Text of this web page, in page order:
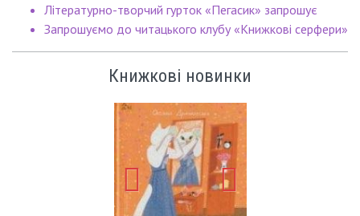
Літературно-творчий гурток «Пегасик» запрошує
Запрошуємо до читацького клубу «Книжкові серфери»
Книжкові новинки